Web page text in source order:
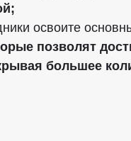
освоите
позволят
большее